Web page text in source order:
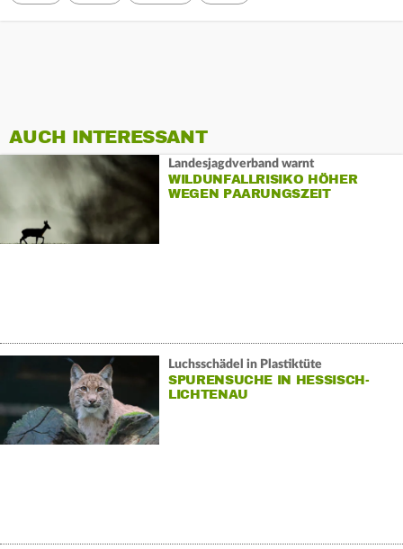
AUCH INTERESSANT
Landesjagdverband warnt
WILDUNFALLRISIKO HÖHER
WEGEN PAARUNGSZEIT
Luchsschädel in Plastiktüte
SPURENSUCHE IN HESSISCH-
LICHTENAU